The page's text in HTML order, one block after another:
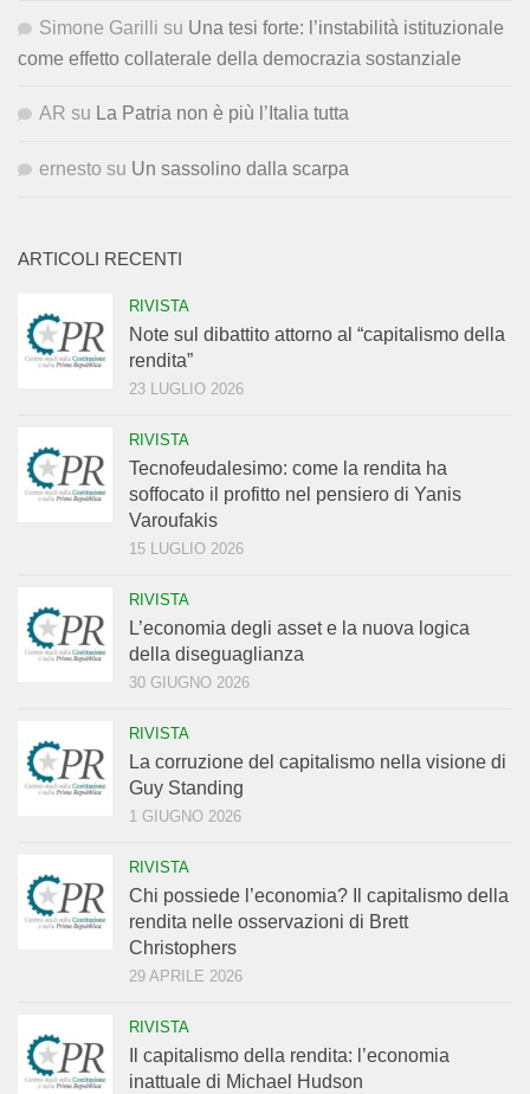
Simone Garilli su Una tesi forte: l’instabilità istituzionale
come effetto collaterale della democrazia sostanziale
AR su La Patria non è più l’Italia tutta
ernesto su Un sassolino dalla scarpa
ARTICOLI RECENTI
RIVISTA
Note sul dibattito attorno al “capitalismo della
rendita”
23 LUGLIO 2026
RIVISTA
Tecnofeudalesimo: come la rendita ha
soffocato il profitto nel pensiero di Yanis
Varoufakis
15 LUGLIO 2026
RIVISTA
L’economia degli asset e la nuova logica
della diseguaglianza
30 GIUGNO 2026
RIVISTA
La corruzione del capitalismo nella visione di
Guy Standing
1 GIUGNO 2026
RIVISTA
Chi possiede l’economia? Il capitalismo della
rendita nelle osservazioni di Brett
Christophers
29 APRILE 2026
RIVISTA
Il capitalismo della rendita: l’economia
inattuale di Michael Hudson